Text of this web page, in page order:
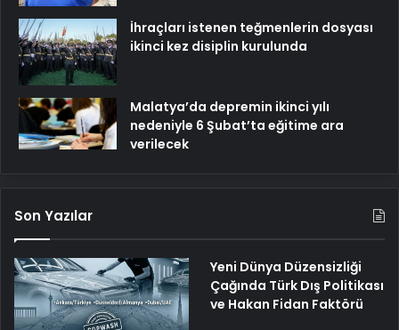
İhraçları istenen teğmenlerin dosyası
ikinci kez disiplin kurulunda
Malatya’da depremin ikinci yılı
nedeniyle 6 Şubat’ta eğitime ara
verilecek
Son Yazılar
Yeni Dünya Düzensizliği
Çağında Türk Dış Politikası
ve Hakan Fidan Faktörü